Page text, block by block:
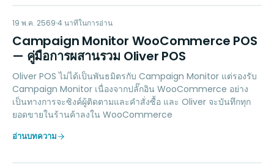
CM
MARKETING
19 พ.ค. 2569 4นาทีในการอ่าน
Campaign Monitor WooCommerce POS
— คู่มือการผสานรวม Oliver POS
Oliver POS ไม่ได้เป็นพันธมิตรกับ Campaign Monitor แต่รองรับ
Campaign Monitor เนื่องจากปลั๊กอิน WooCommerce อย่าง
เป็นทางการจะซิงค์ผู้ติดตามและคำสั่งซื้อ และ Oliver จะบันทึกทุก
ยอดขายในร้านค้าลงใน WooCommerce
อ่านบทความ